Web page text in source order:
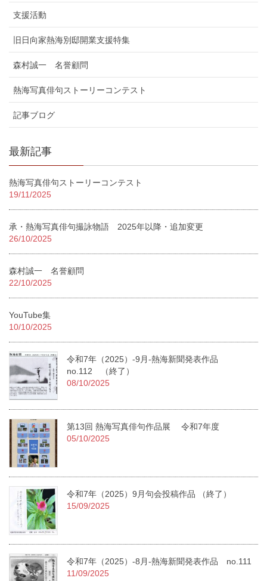
支援活動
旧日向家熱海別邸開業支援特集
森村誠一 名誉顧問
熱海写真俳句ストーリーコンテスト
記事ブログ
最新記事
熱海写真俳句ストーリーコンテスト
19/11/2025
承・熱海写真俳句撮詠物語 2025年以降・追加変更
26/10/2025
森村誠一 名誉顧問
22/10/2025
YouTube集
10/10/2025
令和7年（2025）-9月-熱海新聞発表作品
no.112 （終了）
08/10/2025
第13回 熱海写真俳句作品展 令和7年度
05/10/2025
令和7年（2025）9月句会投稿作品 （終了）
15/09/2025
令和7年（2025）-8月-熱海新聞発表作品 no.111
11/09/2025